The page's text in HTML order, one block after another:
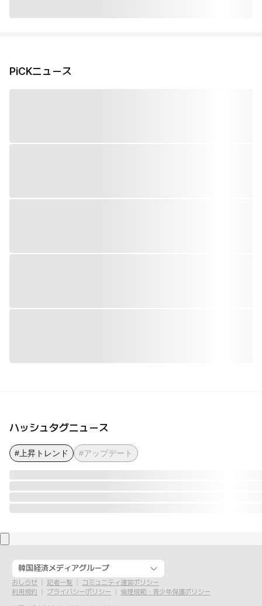
PiCKニュース
ハッシュタグニュース
#上昇トレンド #アップデート
韓国経済メディアグループ
おしらせ 記者一覧
コミュニティ運営ポリシー
利用規約
プライバシーポリシー
倫理規範・青少年保護ポリシー